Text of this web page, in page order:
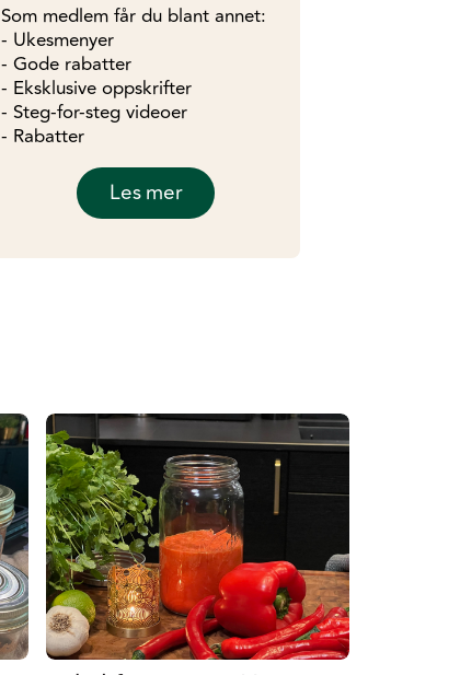
Som medlem får du blant annet:
- Ukesmenyer
- Gode rabatter
- Eksklusive oppskrifter
- Steg-for-steg videoer
- Rabatter
Les mer